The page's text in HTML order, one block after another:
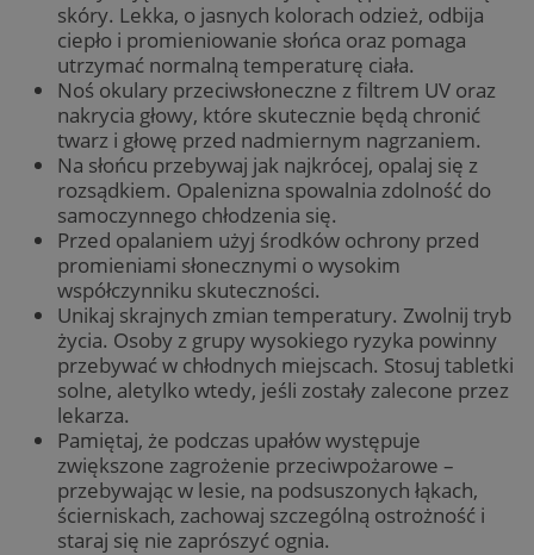
skóry. Lekka, o jasnych kolorach odzież, odbija
ciepło i promieniowanie słońca oraz pomaga
utrzymać normalną temperaturę ciała.
Noś okulary przeciwsłoneczne z filtrem UV oraz
nakrycia głowy, które skutecznie będą chronić
twarz i głowę przed nadmiernym nagrzaniem.
Na słońcu przebywaj jak najkrócej, opalaj się z
rozsądkiem. Opalenizna spowalnia zdolność do
samoczynnego chłodzenia się.
Przed opalaniem użyj środków ochrony przed
promieniami słonecznymi o wysokim
współczynniku skuteczności.
Unikaj skrajnych zmian temperatury. Zwolnij tryb
życia. Osoby z grupy wysokiego ryzyka powinny
przebywać w chłodnych miejscach. Stosuj tabletki
solne, aletylko wtedy, jeśli zostały zalecone przez
lekarza.
Pamiętaj, że podczas upałów występuje
zwiększone zagrożenie przeciwpożarowe –
przebywając w lesie, na podsuszonych łąkach,
ścierniskach, zachowaj szczególną ostrożność i
staraj się nie zaprószyć ognia.